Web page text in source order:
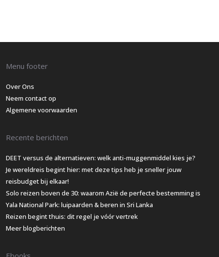
Menu footer
Over Ons
Neem contact op
Algemene voorwaarden
Recente berichten
DEET versus de alternatieven: welk anti-muggenmiddel kies je?
Je wereldreis begint hier: met deze tips heb je sneller jouw
reisbudget bij elkaar!
Solo reizen boven de 30: waarom Azië de perfecte bestemming is
Yala National Park: luipaarden & beren in Sri Lanka
Reizen begint thuis: dit regel je vóór vertrek
Meer blogberichten